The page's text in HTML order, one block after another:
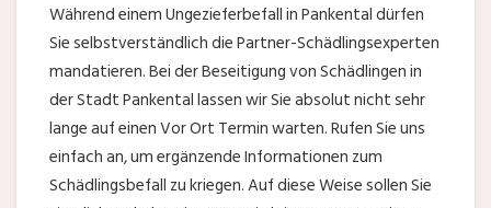
Während einem Ungezieferbefall in Pankental dürfen
Sie selbstverständlich die Partner-Schädlingsexperten
mandatieren. Bei der Beseitigung von Schädlingen in
der Stadt Pankental lassen wir Sie absolut nicht sehr
lange auf einen Vor Ort Termin warten. Rufen Sie uns
einfach an, um ergänzende Informationen zum
Schädlingsbefall zu kriegen. Auf diese Weise sollen Sie